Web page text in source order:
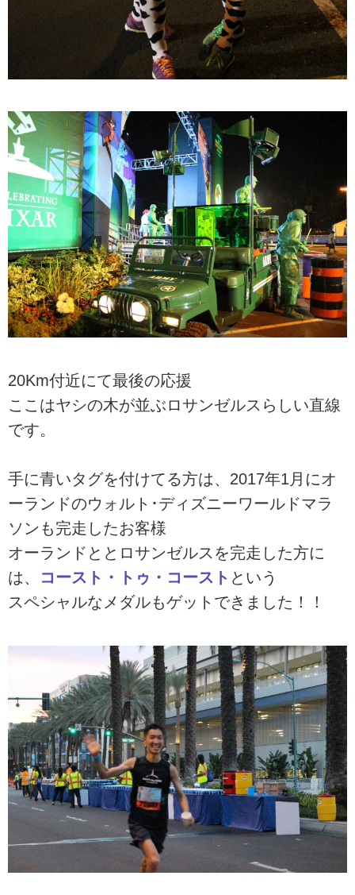
20Km付近にて最後の応援
ここはヤシの木が並ぶロサンゼルスらしい直線
です。
手に青いタグを付けてる方は、2017年1月にオ
ーランドのウォルト･ディズニーワールドマラ
ソンも完走したお客様
オーランドととロサンゼルスを完走した方に
は、
コースト・トゥ・コースト という
スペシャルなメダルもゲットできました！！